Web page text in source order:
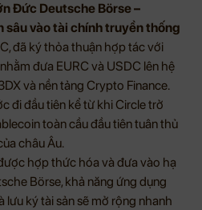
Đức Deutsche Börse –
sâu vào tài chính truyền thống
đã ký thỏa thuận hợp tác với
đưa EURC và USDC lên hệ
và nền tảng Crypto Finance.
đi đầu tiên kể từ khi Circle trở
toàn cầu đầu tiên tuân thủ
châu Âu.
hợp thức hóa và đưa vào hạ
Börse, khả năng ứng dụng
ký tài sản sẽ mở rộng nhanh